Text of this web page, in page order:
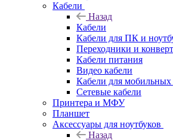
Кабели
Назад
Кабели
Кабели для ПК и
Переходники и
Кабели питания
Видео кабели
Кабели для мобильных
Сетевые кабели
Принтера и МФУ
Планшет
Аксессуары для ноутбуков
Назад